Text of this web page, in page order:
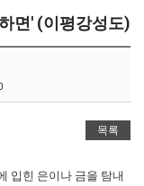
면' (이평강성도)
목록
입힌 은이나 금을 탐내